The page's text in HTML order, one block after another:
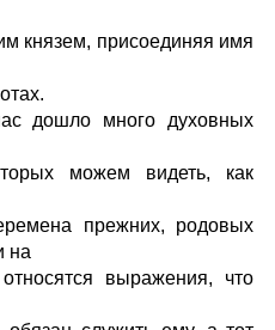
князем, присоединяя имя
дошло много духовных
можем видеть, как
прежних, родовых
на
выражения, что